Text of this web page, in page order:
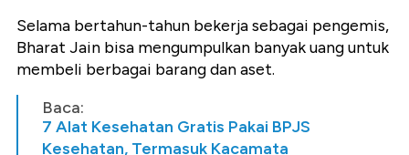
Selama bertahun-tahun bekerja sebagai pengemis,
Bharat Jain bisa mengumpulkan banyak uang untuk
membeli berbagai barang dan aset.
Baca:
7 Alat Kesehatan Gratis Pakai BPJS
Kesehatan, Termasuk Kacamata